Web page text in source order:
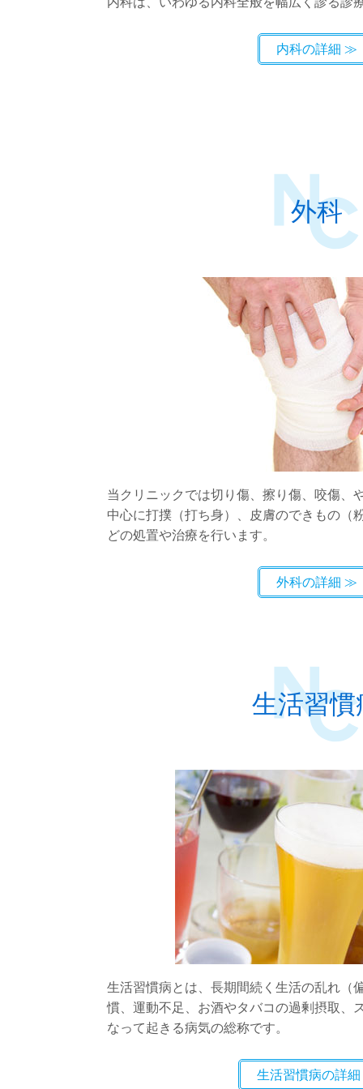
内科の詳細
外科
当クリニックでは切り傷、擦り傷、咬傷、
中心に打撲（打ち身）、皮膚のできもの（
どの処置や治療を行います。
外科の詳細
生活習慣
生活習慣病とは、長期間続く生活の乱れ（
慣、運動不足、お酒やタバコの過剰摂取
なって起きる病気の総称です。
生活習慣病の詳細